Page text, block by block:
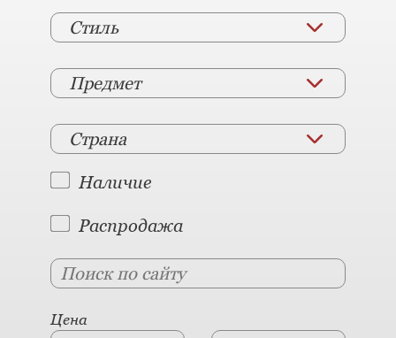
Стиль
Предмет
Страна
Наличие
Распродажа
Цена